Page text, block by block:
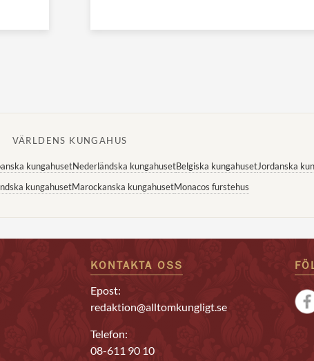
VÄRLDENS KUNGAHUS
kungahusetNederländska kungahusetBelgiska kungahusetJordanska
kungahusetMarockanska kungahusetMonacos furstehus
KONTAKTA OSS
Epost:
redaktion@alltomkungligt.se
Telefon:
08-611 90 10